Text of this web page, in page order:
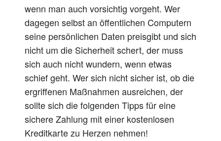
wenn man auch vorsichtig vorgeht. Wer
dagegen selbst an öffentlichen Computern
seine persönlichen Daten preisgibt und sich
nicht um die Sicherheit schert, der muss
sich auch nicht wundern, wenn etwas
schief geht. Wer sich nicht sicher ist, ob die
ergriffenen Maßnahmen ausreichen, der
sollte sich die folgenden Tipps für eine
sichere Zahlung mit einer kostenlosen
Kreditkarte zu Herzen nehmen!